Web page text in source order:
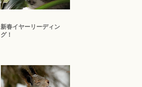
新春イヤーリーディン
グ！